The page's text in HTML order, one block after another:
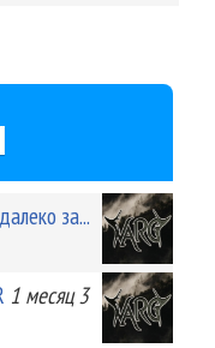
за...
1 месяц 3